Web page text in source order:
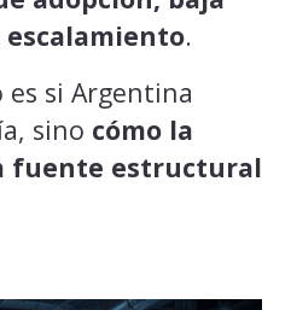
escalamiento.
si Argentina
sino cómo la
fuente estructural